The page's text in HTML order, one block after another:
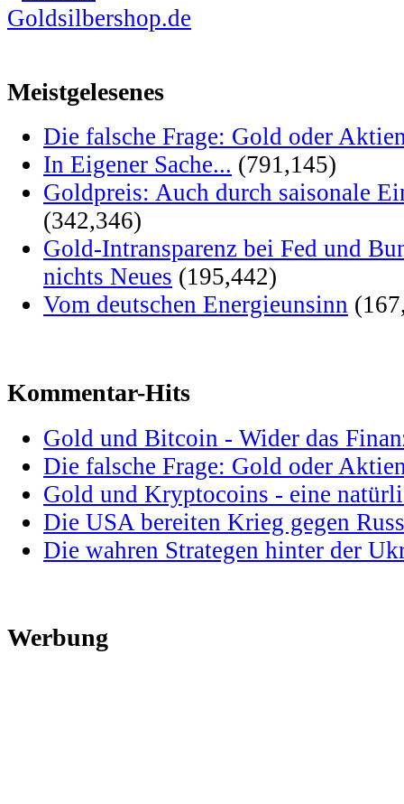
Meistgelesenes
Die falsche Frage: Gold oder
In Eigener Sache... (791,145)
Goldpreis: Auch durch saisonale
(342,346)
Gold-Intransparenz bei Fed und
nichts Neues (195,442)
Vom deutschen Energieunsinn
Kommentar-Hits
Gold und Bitcoin - Wider das
Die falsche Frage: Gold oder
Gold und Kryptocoins - eine
Die USA bereiten Krieg gegen
Die wahren Strategen hinter der
Werbung